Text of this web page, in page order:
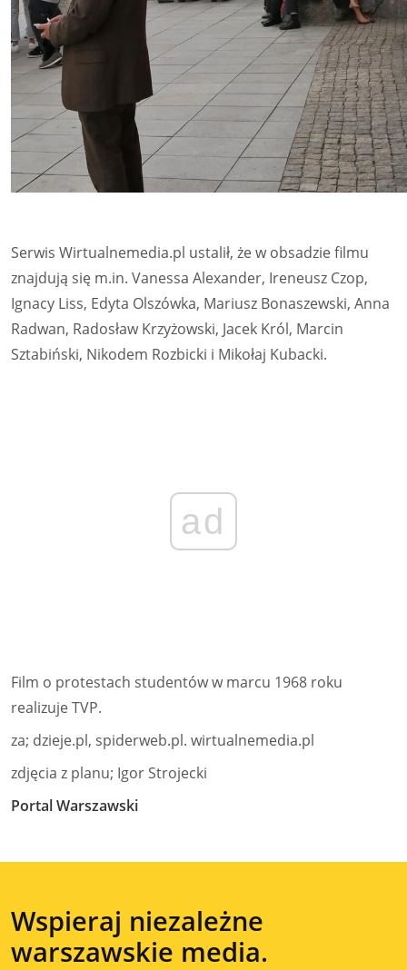
Serwis Wirtualnemedia.pl ustalił, że w obsadzie filmu
znajdują się m.in. Vanessa Alexander, Ireneusz Czop,
Ignacy Liss, Edyta Olszówka, Mariusz Bonaszewski, Anna
Radwan, Radosław Krzyżowski, Jacek Król, Marcin
Sztabiński, Nikodem Rozbicki i Mikołaj Kubacki.
ad
Film o protestach studentów w marcu 1968 roku
realizuje TVP.
za; dzieje.pl, spiderweb.pl. wirtualnemedia.pl
zdjęcia z planu; Igor Strojecki
Portal Warszawski
Wspieraj niezależne
warszawskie media.